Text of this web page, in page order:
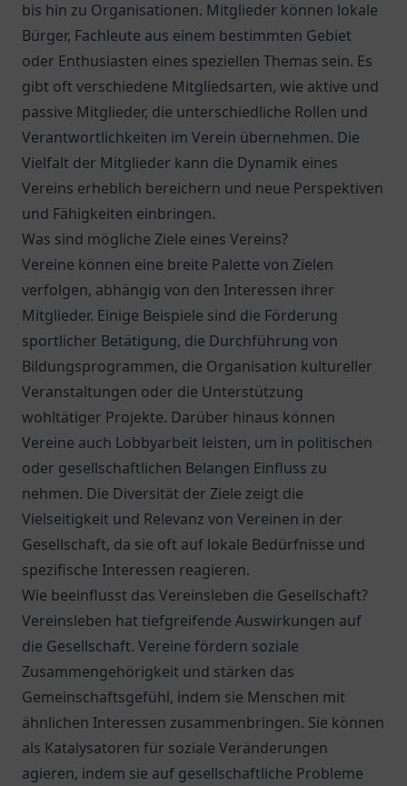
bis hin zu Organisationen. Mitglieder können lokale
Bürger, Fachleute aus einem bestimmten Gebiet
oder Enthusiasten eines speziellen Themas sein. Es
gibt oft verschiedene Mitgliedsarten, wie aktive und
passive Mitglieder, die unterschiedliche Rollen und
Verantwortlichkeiten im Verein übernehmen. Die
Vielfalt der Mitglieder kann die Dynamik eines
Vereins erheblich bereichern und neue Perspektiven
und Fähigkeiten einbringen.
Was sind mögliche Ziele eines Vereins?
Vereine können eine breite Palette von Zielen
verfolgen, abhängig von den Interessen ihrer
Mitglieder. Einige Beispiele sind die Förderung
sportlicher Betätigung, die Durchführung von
Bildungsprogrammen, die Organisation kultureller
Veranstaltungen oder die Unterstützung
wohltätiger Projekte. Darüber hinaus können
Vereine auch Lobbyarbeit leisten, um in politischen
oder gesellschaftlichen Belangen Einfluss zu
nehmen. Die Diversität der Ziele zeigt die
Vielseitigkeit und Relevanz von Vereinen in der
Gesellschaft, da sie oft auf lokale Bedürfnisse und
spezifische Interessen reagieren.
Wie beeinflusst das Vereinsleben die Gesellschaft?
Vereinsleben hat tiefgreifende Auswirkungen auf
die Gesellschaft. Vereine fördern soziale
Zusammengehörigkeit und stärken das
Gemeinschaftsgefühl, indem sie Menschen mit
ähnlichen Interessen zusammenbringen. Sie können
als Katalysatoren für soziale Veränderungen
agieren, indem sie auf gesellschaftliche Probleme